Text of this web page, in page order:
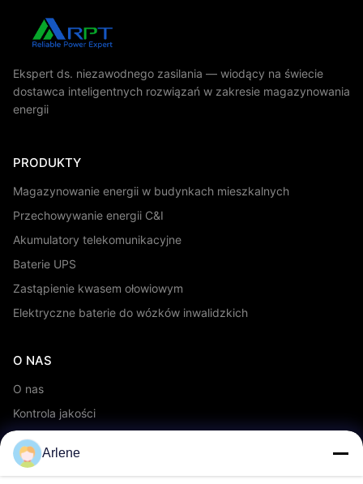
Ekspert ds. niezawodnego zasilania — wiodący na świecie
dostawca inteligentnych rozwiązań w zakresie magazynowania
energii
PRODUKTY
Magazynowanie energii w budynkach mieszkalnych
Przechowywanie energii C&I
Akumulatory telekomunikacyjne
Baterie UPS
Zastąpienie kwasem ołowiowym
Elektryczne baterie do wózków inwalidzkich
O NAS
O nas
Kontrola jakości
Usługa OEM/ODM
Wydarzenia i aktualności
Arlene